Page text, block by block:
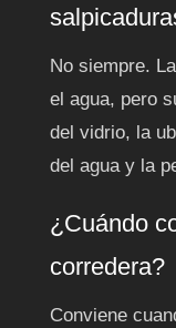
No siempre.
el agua, pero
del vidrio, la
del agua y la
¿Cuándo
corredera?
Conviene